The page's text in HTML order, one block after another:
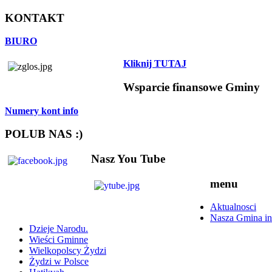
KONTAKT
BIURO
Kliknij TUTAJ
Wsparcie finansowe Gminy
Numery kont info
POLUB NAS :)
Nasz You Tube
menu
Aktualnosci
Nasza Gmina
Dzieje Narodu.
Wieści Gminne
Wielkopolscy Żydzi
Żydzi w Polsce